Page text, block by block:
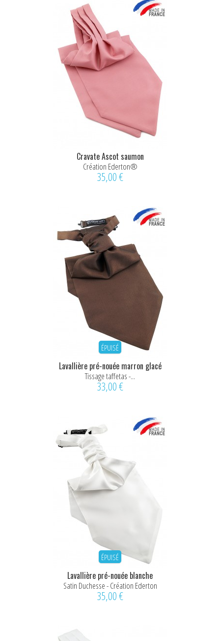
Cravate Ascot saumon
Création Ederton®
35,00 €
ÉPUISÉ
Lavallière pré-nouée marron glacé
Tissage taffetas -...
33,00 €
ÉPUISÉ
Lavallière pré-nouée blanche
Satin Duchesse - Création Ederton
35,00 €